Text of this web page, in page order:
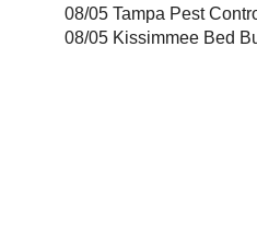
08/05 Tampa Pest
08/05 Kissimmee Bed